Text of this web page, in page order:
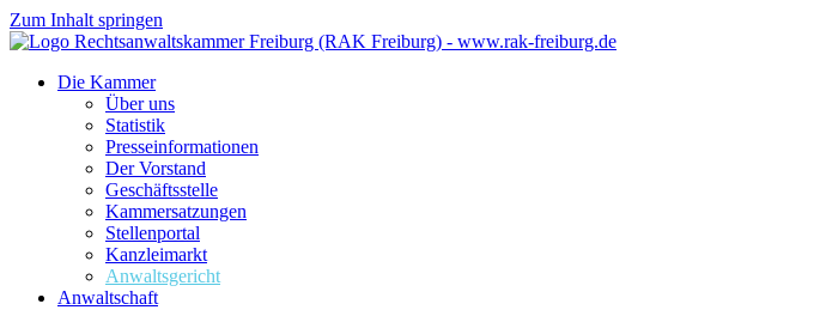
Zum Inhalt springen
Die Kammer
Über uns
Statistik
Presseinformationen
Der Vorstand
Geschäftsstelle
Kammersatzungen
Stellenportal
Kanzleimarkt
Anwaltsgericht
Anwaltschaft